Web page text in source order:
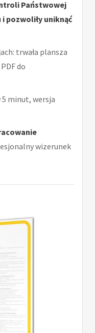
Państwowej
pozwoliły uniknąć
trwała plansza
do
5 minut, wersja
wizerunek